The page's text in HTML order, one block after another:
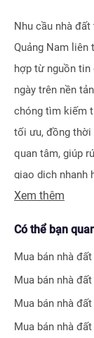
Nhu cầu nhà đất
Quảng Nam liên
hợp từ nguồn
ngày trên nền
chóng tìm kiếm
tối ưu, đồng thời
quan tâm, giúp
giao dịch nhanh
cấp công cụ
tính điểm thông
phát triển nhiều
động sản
miễn phí, Bộ
Xem thêm
Có thể bạn
Mua bán nhà đất
Mua bán nhà đất
Mua bán nhà đất
Mua bán nhà đất